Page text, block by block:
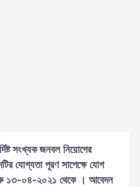
সংখ্যক জনবলনিয়োগের
যোগ্যতা পূরণ সাপেক্ষে যোগ
১৩-০৪-২০২১ থেকে । আবেদন